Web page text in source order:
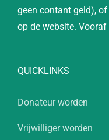
geen contant geld),
op de website.
QUICKLINKS
Donateur worden
Vrijwilliger worden